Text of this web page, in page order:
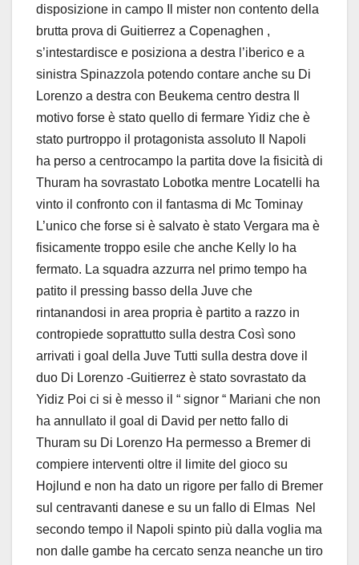
disposizione in campo Il mister non contento della
brutta prova di Guitierrez a Copenaghen ,
s’intestardisce e posiziona a destra l’iberico e a
sinistra Spinazzola potendo contare anche su Di
Lorenzo a destra con Beukema centro destra Il
motivo forse è stato quello di fermare Yidiz che è
stato purtroppo il protagonista assoluto Il Napoli
ha perso a centrocampo la partita dove la fisicità di
Thuram ha sovrastato Lobotka mentre Locatelli ha
vinto il confronto con il fantasma di Mc Tominay
L’unico che forse si è salvato è stato Vergara ma è
fisicamente troppo esile che anche Kelly lo ha
fermato. La squadra azzurra nel primo tempo ha
patito il pressing basso della Juve che
rintanandosi in area propria è partito a razzo in
contropiede soprattutto sulla destra Così sono
arrivati i goal della Juve Tutti sulla destra dove il
duo Di Lorenzo -Guitierrez è stato sovrastato da
Yidiz Poi ci si è messo il “ signor “ Mariani che non
ha annullato il goal di David per netto fallo di
Thuram su Di Lorenzo Ha permesso a Bremer di
compiere interventi oltre il limite del gioco su
Hojlund e non ha dato un rigore per fallo di Bremer
sul centravanti danese e su un fallo di Elmas Nel
secondo tempo il Napoli spinto più dalla voglia ma
non dalle gambe ha cercato senza neanche un tiro